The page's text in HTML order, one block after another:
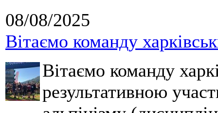
08/08/2025
Вітаємо команду
Вітаємо команду
результативною